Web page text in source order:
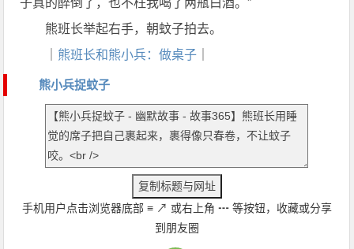
子真的醉倒了，也不枉我喝了两瓶白酒。”
熊班长举起右手，朝蚊子拍去。
熊班长和熊小兵：做桌子
熊小兵捉蚊子
手机用户点击浏览器底部 ≡ ↗ 或右上角 ┅ 等按钮，收藏或分享
到朋友圈